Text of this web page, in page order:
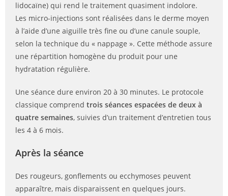
lidocaïne) qui rend le traitement quasiment indolore.
Les micro-injections sont réalisées dans le derme moyen
à l’aide d’une aiguille très fine ou d’une canule souple,
selon la technique du « nappage ». Cette méthode assure
une répartition homogène du produit pour une
hydratation régulière.
Une séance dure environ 20 à 30 minutes. Le protocole
classique comprend trois séances espacées de deux à
quatre semaines, suivies d’un traitement d’entretien tous
les 4 à 6 mois.
Après la séance
Des rougeurs, gonflements ou ecchymoses peuvent
apparaître, mais disparaissent en quelques jours.